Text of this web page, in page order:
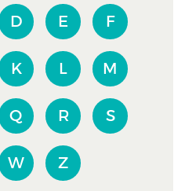
D E F
K L M
Q R S
W Z